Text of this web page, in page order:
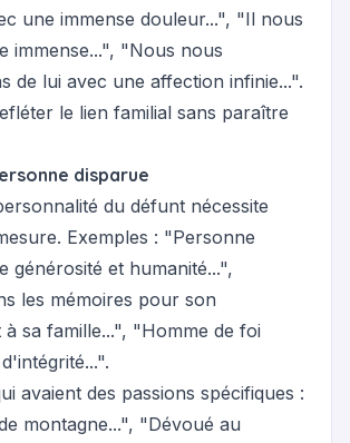
une immense douleur...", "Il nous
immense...", "Nous nous
de lui avec une affection infinie...".
le lien familial sans paraître
disparue
du défunt nécessite
Exemples : "Personne
générosité et humanité...",
les mémoires pour son
sa famille...", "Homme de foi
avaient des passions spécifiques :
montagne...", "Dévoué au